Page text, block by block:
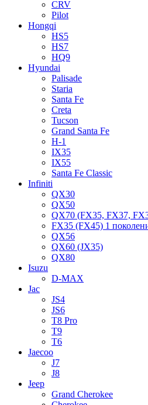
CRV
Pilot
Hongqi
HS5
HS7
HQ9
Hyundai
Palisade
Staria
Santa Fe
Creta
Tucson
Grand Santa Fe
H-1
IX35
IX55
Santa Fe Classic
Infiniti
QX30
QX50
QX70 (FX35, FX37,
FX35 (FX45) 1
QX56
QX60 (JX35)
QX80
Isuzu
D-MAX
Jac
JS4
JS6
T8 Pro
T9
T6
Jaecoo
J7
J8
Jeep
Grand Cherokee